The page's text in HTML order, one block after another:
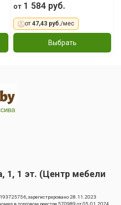
от1 584 руб.
от47,43 руб./мес
Выбрать
1, 1 эт. (Центр мебели
зарегистрировано 28.11.2023
в торговом реестре 570989 от 05.01.2024